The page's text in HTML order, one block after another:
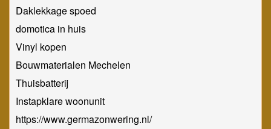
Daklekkage spoed
domotica in huis
Vinyl kopen
Bouwmaterialen Mechelen
Thuisbatterij
Instapklare woonunit
https://www.germazonwering.nl/